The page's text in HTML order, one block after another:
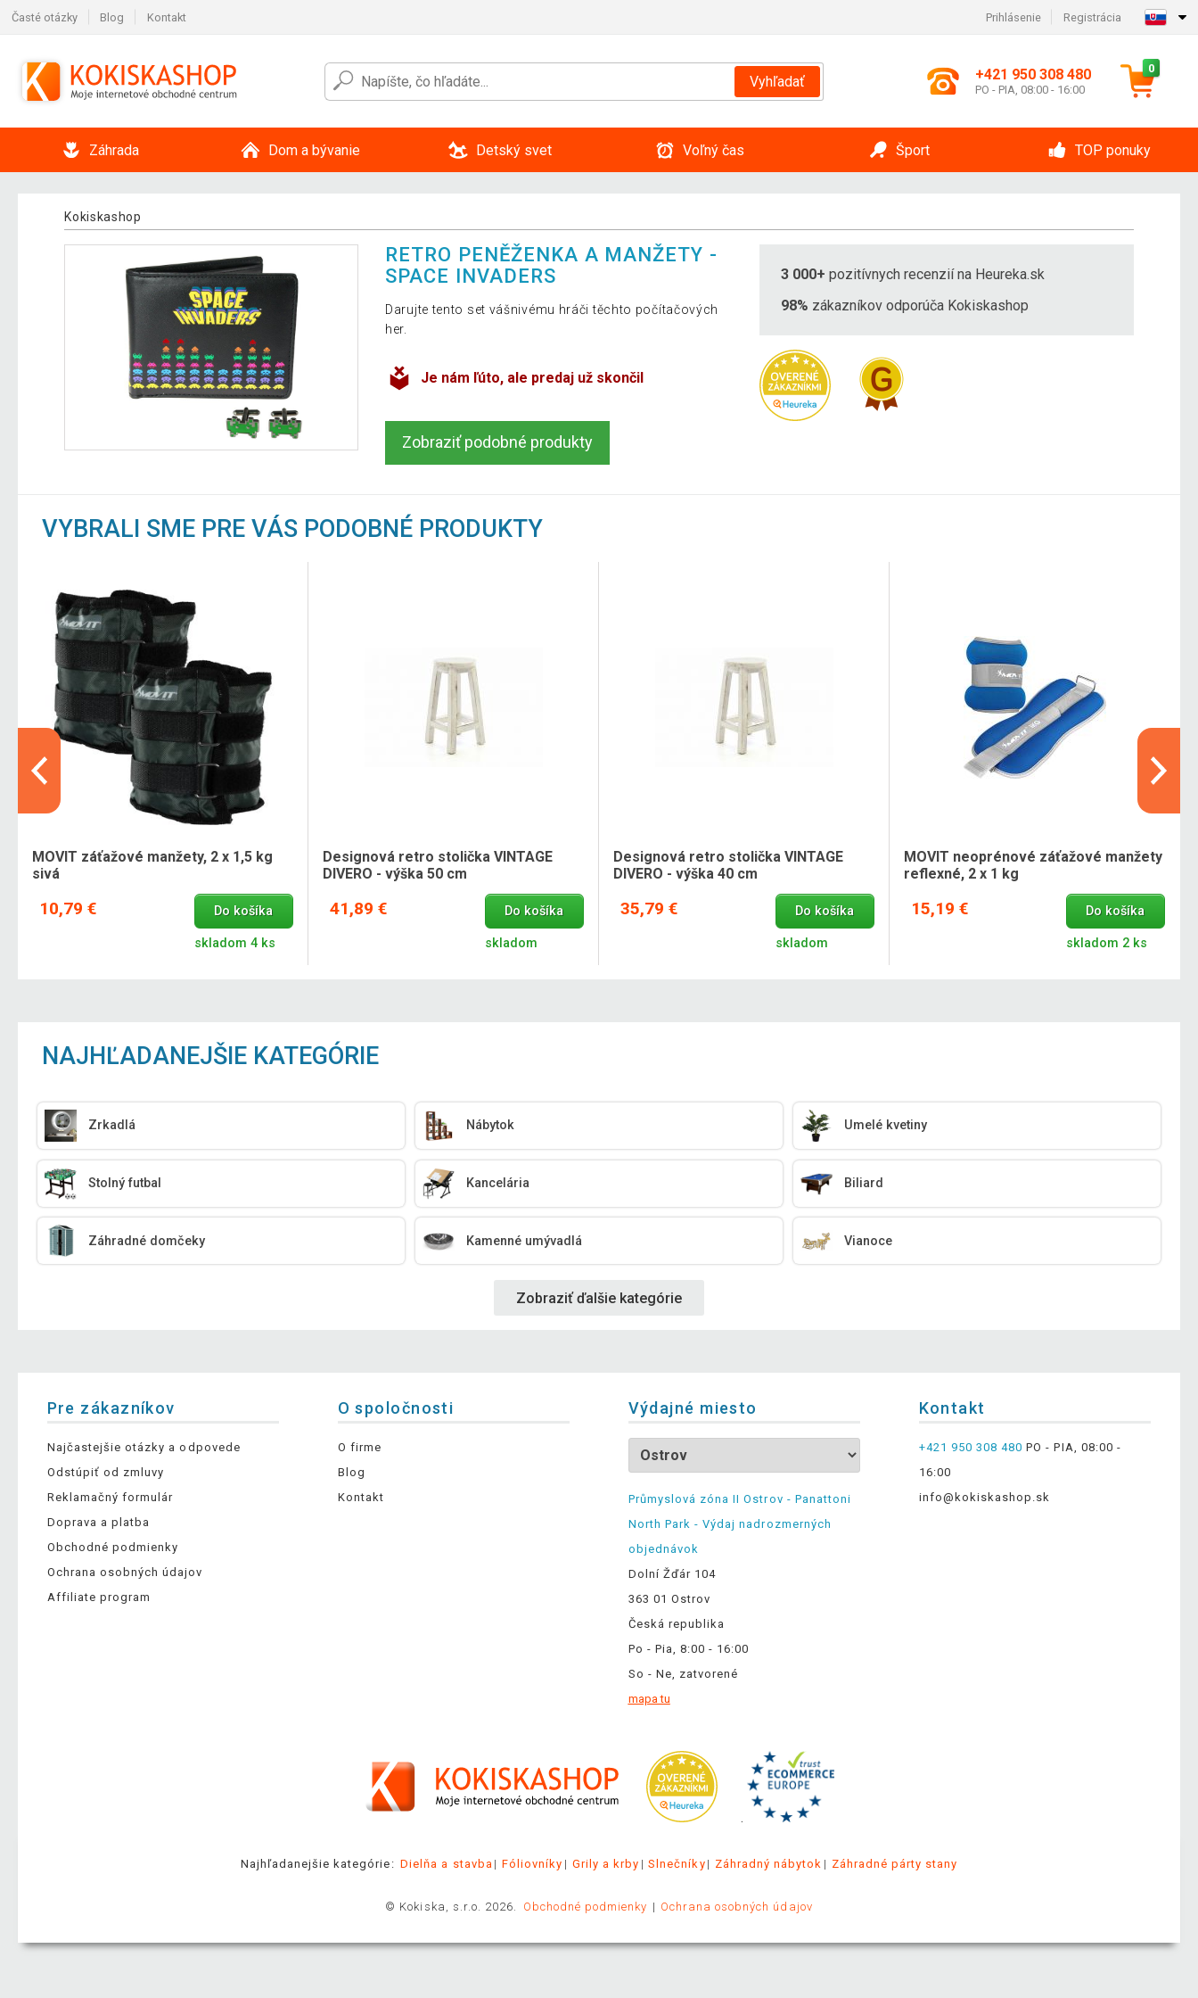
Časté otázky Blog Kontakt Prihlásenie Registrácia
Vyhľadať +421 950 308 480
PO - PIA, 08:00 - 16:00
0
Záhrada Dom a bývanie Detský svet Voľný čas Šport TOP ponuky
Kokiskashop
RETRO PENĚŽENKA A MANŽETY -
SPACE INVADERS
Darujte tento set vášnivému hráči těchto počítačových
her.
Je nám ľúto, ale predaj už skončil
Zobraziť podobné produkty
3 000+ pozitívnych recenzií na Heureka.sk
98% zákazníkov odporúča Kokiskashop
VYBRALI SME PRE VÁS PODOBNÉ PRODUKTY
MOVIT záťažové manžety, 2 x 1,5 kg
sivá
10,79 € Do košíka
skladom 4 ks
Designová retro stolička VINTAGE
DIVERO - výška 50 cm
41,89 € Do košíka
skladom
Designová retro stolička VINTAGE
DIVERO - výška 40 cm
35,79 € Do košíka
skladom
MOVIT neoprénové záťažové manžety
reflexné, 2 x 1 kg
15,19 € Do košíka
skladom 2 ks
NAJHĽADANEJŠIE KATEGÓRIE
Zrkadlá Nábytok Umelé kvetiny
Stolný futbal Kancelária Biliard
Záhradné domčeky Kamenné umývadlá Vianoce
Zobraziť ďalšie kategórie
Pre zákazníkov
Najčastejšie otázky a odpovede
Odstúpiť od zmluvy
Reklamačný formulár
Doprava a platba
Obchodné podmienky
Ochrana osobných údajov
Affiliate program
O spoločnosti
O firme
Blog
Kontakt
Výdajné miesto
Průmyslová zóna II Ostrov - Panattoni
North Park - Výdaj nadrozmerných
objednávok
Dolní Žďár 104
363 01 Ostrov
Česká republika
Po - Pia, 8:00 - 16:00
So - Ne, zatvorené
mapa tu
Kontakt
+421 950 308 480 PO - PIA, 08:00 -
16:00
info@kokiskashop.sk
.
Najhľadanejšie kategórie: Dielňa a stavba Fóliovníky Grily a krby Slnečníky Záhradný nábytok Záhradné párty stany
© Kokiska, s.r.o. 2026. Obchodné podmienky Ochrana osobných údajov